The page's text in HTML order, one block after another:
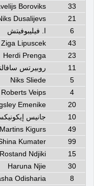
33
Boroviks
21
Dusalijevs
6
ا. فيليبوفيتش
43
Ziga Lipuscek
23
Herdi Prenga
11
روبيرتس
5
Niks Sliede
4
Roberts Veips
20
Emenike
10
جانيس
49
Martins Kigurs
99
Kumater
15
Rostand Ndjiki
30
Haruna Njie
8
Odisharia